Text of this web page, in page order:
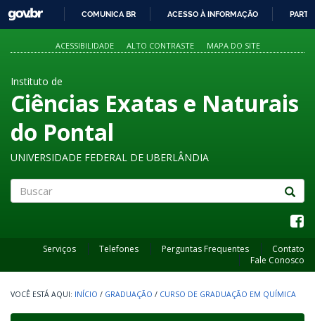
PARA
O
GOVBR
COMUNICA BR ACESSO À INFORMAÇÃO
ACESSIBILIDADE ALTO CONTRASTE MAPA DO SITE
Instituto de
Ciências Exatas e Naturais
do Pontal
UNIVERSIDADE FEDERAL DE UBERLÂNDIA
Serviços Telefones Perguntas Frequentes
Contato
Fale Conosco
INÍCIO / GRADUAÇÃO / CURSO DE GRADUAÇÃO EM QUÍMICA